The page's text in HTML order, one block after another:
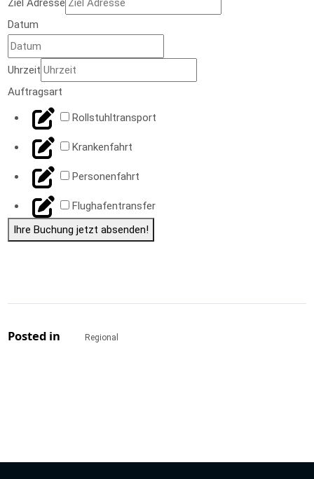
Ziel Adresse
Datum
Uhrzeit
Auftragsart
Rollstuhltransport
Krankenfahrt
Personenfahrt
Flughafentransfer
Ihre Buchung jetzt absenden!
Posted in Regional